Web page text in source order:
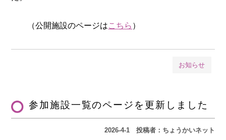
（公開施設のページはこちら ）
お知らせ
参加施設一覧のページを更新しました
2026-4-1投稿者：ちょうかいネット